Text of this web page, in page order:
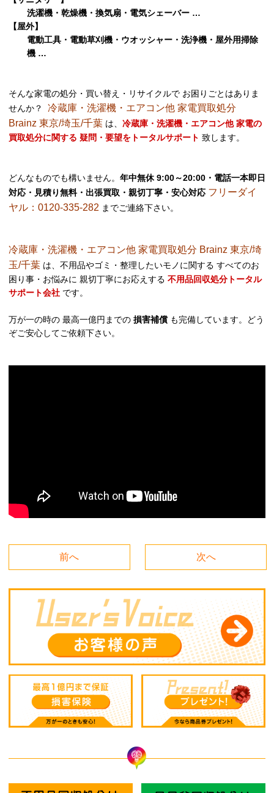
洗濯機・乾燥機・換気扇・電気シェーバー …
【屋外】
電動工具・電動草刈機・ウオッシャー・洗浄機・屋外用掃除
機 …
そんな家電の処分・買い替え・リサイクルで お困りごとはありま
せんか？ 冷蔵庫・洗濯機・エアコン他 家電買取処分
Brainz 東京/埼玉/千葉 は、 冷蔵庫・洗濯機・エアコン他 家電の
買取処分に関する 疑問・要望をトータルサポート 致します。
どんなものでも構いません。 年中無休 9:00～20:00・電話一本即日
対応・見積り無料・出張買取・親切丁寧・安心対応 フリーダイ
ヤル：0120-335-282 までご連絡下さい。
冷蔵庫・洗濯機・エアコン他 家電買取処分 Brainz 東京/埼
玉/千葉 は、不用品やゴミ・整理したいモノに関する すべてのお
困り事・お悩みに 親切丁寧にお応えする 不用品回収処分トータル
サポート会社 です。
万が一の時の 最高一億円までの 損害補償 も完備しています。どう
ぞご安心してご依頼下さい。
前へ 次へ